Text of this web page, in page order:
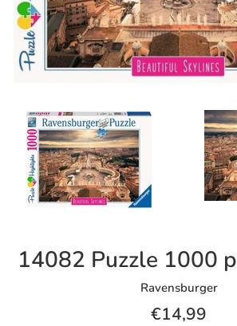
14082 Puzzle 1000
Ravensburger
Prezzo
€14,99